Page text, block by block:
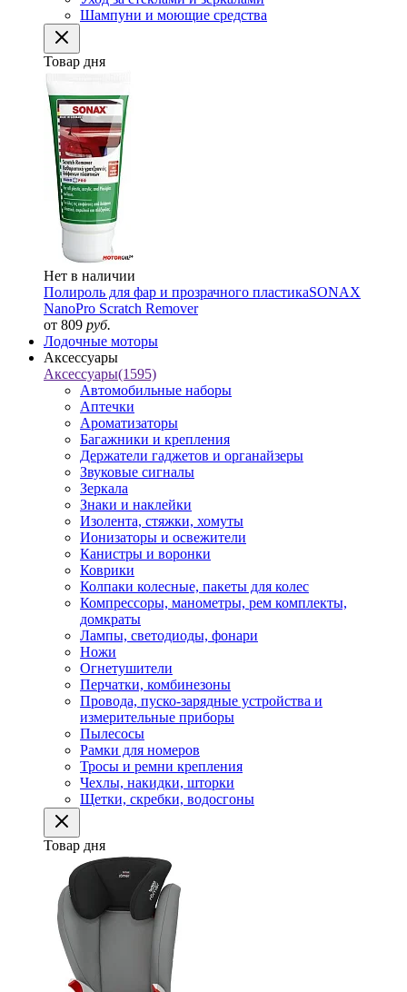
Шампуни и моющие средства
Товар дня
Нет в наличии
Полироль для фар и прозрачного пластикаSONAX
NanoPro Scratch Remover
от 809 руб.
Лодочные моторы
Аксессуары
Аксессуары(1595)
Автомобильные наборы
Аптечки
Ароматизаторы
Багажники и крепления
Держатели гаджетов и органайзеры
Звуковые сигналы
Зеркала
Знаки и наклейки
Изолента, стяжки, хомуты
Ионизаторы и освежители
Канистры и воронки
Коврики
Колпаки колесные, пакеты для колес
Компрессоры, манометры, рем комплекты,
домкраты
Лампы, светодиоды, фонари
Ножи
Огнетушители
Перчатки, комбинезоны
Провода, пуско-зарядные устройства и
измерительные приборы
Пылесосы
Рамки для номеров
Тросы и ремни крепления
Чехлы, накидки, шторки
Щетки, скребки, водосгоны
Товар дня